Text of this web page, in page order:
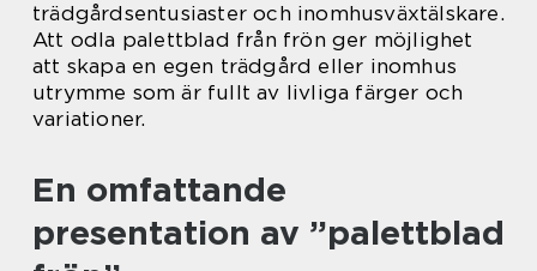
trädgårdsentusiaster och inomhusväxtälskare.
Att odla palettblad från frön ger möjlighet
att skapa en egen trädgård eller inomhus
utrymme som är fullt av livliga färger och
variationer.
En omfattande
presentation av ”palettblad